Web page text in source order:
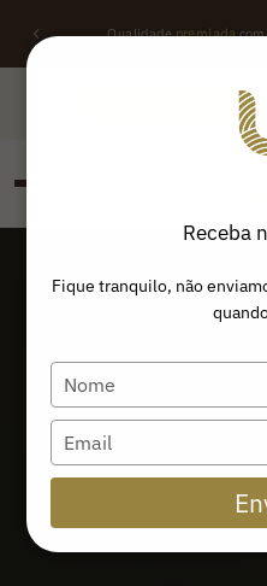
Qualidadepremiadacom
Buscar produtos:
Receba
Fique tranquilo, não
Type
your
name
Type
your
email